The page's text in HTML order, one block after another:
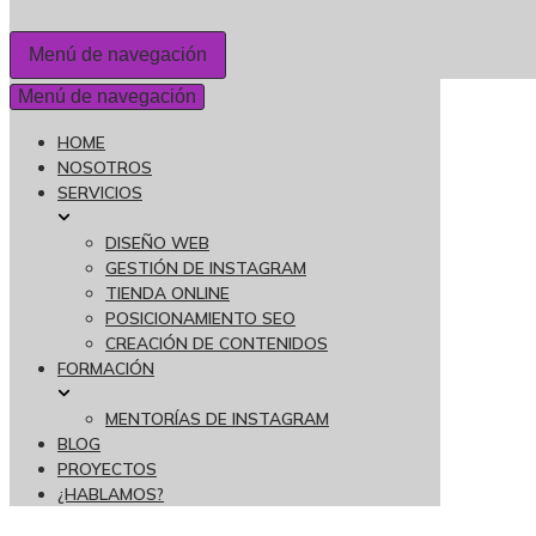
Menú de navegación
Menú de navegación
HOME
NOSOTROS
SERVICIOS
DISEÑO WEB
GESTIÓN DE INSTAGRAM
TIENDA ONLINE
POSICIONAMIENTO SEO
CREACIÓN DE CONTENIDOS
FORMACIÓN
MENTORÍAS DE INSTAGRAM
BLOG
PROYECTOS
¿HABLAMOS?